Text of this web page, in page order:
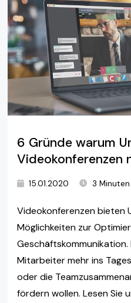
6 Gründe warum
Videokonferenzen
15.01.2020 3 Minuten
Videokonferenzen bieten
Möglichkeiten zur
Geschäftskommunikation.
Mitarbeiter mehr ins
oder die
fördern wollen. Lesen Sie